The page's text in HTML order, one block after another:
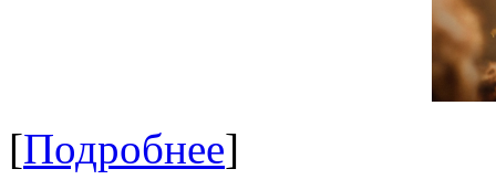
[Подробнее]